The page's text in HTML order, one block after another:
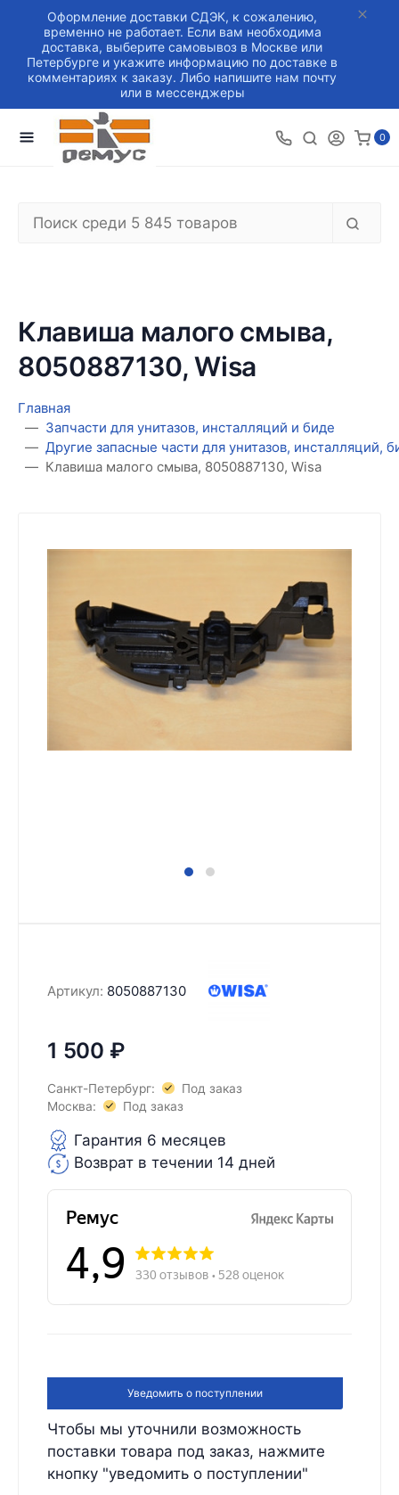
Оформление доставки СДЭК, к сожалению,
временно не работает. Если вам необходима
доставка, выберите самовывоз в Москве или
Петербурге и укажите информацию по доставке в
комментариях к заказу. Либо напишите нам почту
или в мессенджеры
0
Клавиша малого смыва,
8050887130, Wisa
Главная
Запчасти для унитазов, инсталляций и биде
Другие запасные части для унитазов, инсталляций,
Клавиша малого смыва, 8050887130, Wisa
Артикул: 8050887130
1 500 ₽
Санкт-Петербург:
Под заказ
Москва:
Под заказ
Гарантия 6 месяцев
Возврат в течении 14 дней
Уведомить о поступлении
Чтобы мы уточнили возможность
поставки товара под заказ, нажмите
кнопку "уведомить о поступлении"